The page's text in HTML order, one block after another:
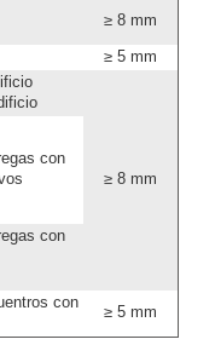
≥ 8 mm
≥ 5 mm
≥ 8 mm
con
con
con
≥ 5 mm